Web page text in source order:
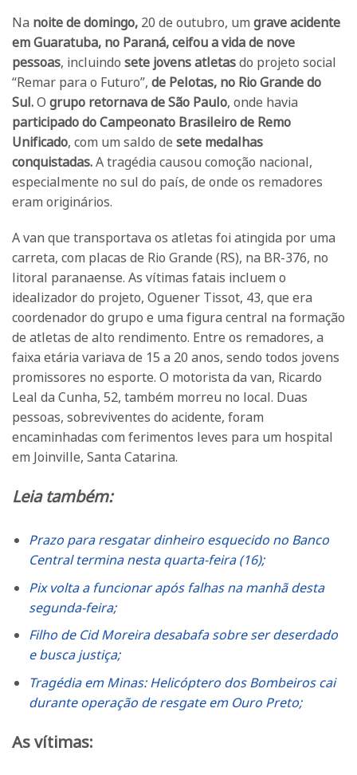
Na noite de domingo, 20 de outubro, um grave acidente
em Guaratuba, no Paraná,ceifou a vida de nove
pessoas, incluindo sete jovens atletasdo projeto social
“Remar para o Futuro”, de Pelotas, no Rio Grande do
Sul.O grupo retornava de São Paulo, onde havia
participado do Campeonato Brasileiro de Remo
Unificado, com um saldo de sete medalhas
conquistadas.A tragédia causou comoção nacional,
especialmente no sul do país, de onde os remadores
eram originários.
A van que transportava os atletas foi atingida por uma
carreta, com placas de Rio Grande (RS), na BR-376, no
litoral paranaense. As vítimas fatais incluem o
idealizador do projeto, Oguener Tissot, 43, que era
coordenador do grupo e uma figura central na formação
de atletas de alto rendimento. Entre os remadores, a
faixa etária variava de 15 a 20 anos, sendo todos jovens
promissores no esporte. O motorista da van, Ricardo
Leal da Cunha, 52, também morreu no local. Duas
pessoas, sobreviventes do acidente, foram
encaminhadas com ferimentos leves para um hospital
em Joinville, Santa Catarina.
Leia também:
Prazo para resgatar dinheiro esquecido no Banco
Central termina nesta quarta-feira (16);
Pix volta a funcionar após falhas na manhã desta
segunda-feira;
Filho de Cid Moreira desabafa sobre ser deserdado
e busca justiça;
Tragédia em Minas: Helicóptero dos Bombeiros cai
durante operação de resgate em Ouro Preto;
As vítimas: